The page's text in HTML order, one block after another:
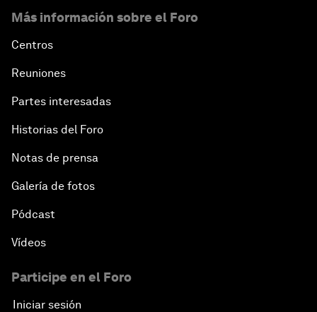
Más información sobre el Foro
Centros
Reuniones
Partes interesadas
Historias del Foro
Notas de prensa
Galería de fotos
Pódcast
Vídeos
Participe en el Foro
Iniciar sesión